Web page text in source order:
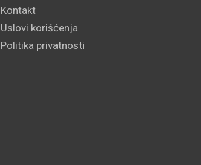
Kontakt
Uslovi korišćenja
Politika privatnosti